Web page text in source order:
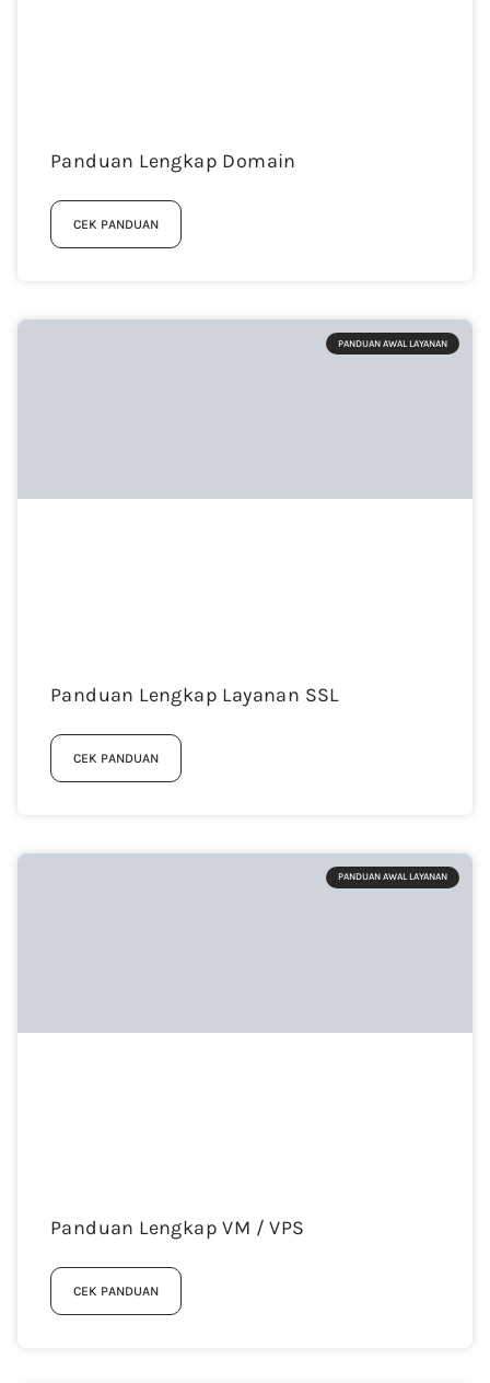
Panduan Lengkap Domain
CEK PANDUAN
PANDUAN AWAL LAYANAN
Panduan Lengkap Layanan SSL
CEK PANDUAN
PANDUAN AWAL LAYANAN
Panduan Lengkap VM / VPS
CEK PANDUAN